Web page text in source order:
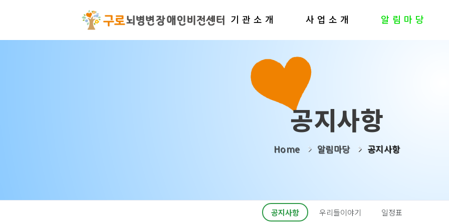
기관소개 사업소개 알림마당
공지사항
Home 알림마당 공지사항
공지사항 우리들이야기 일정표